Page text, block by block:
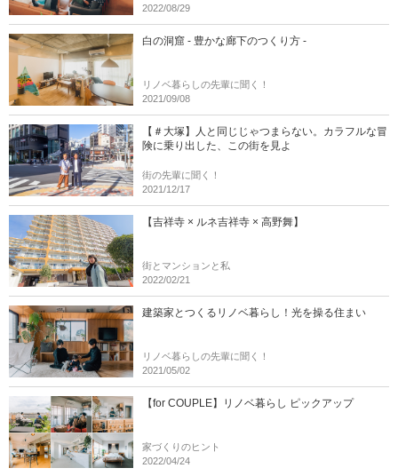
2022/08/29
白の洞窟 - 豊かな廊下のつくり方 -
リノベ暮らしの先輩に聞く！
2021/09/08
【＃大塚】人と同じじゃつまらない。カラフルな冒
険に乗り出した、この街を見よ
街の先輩に聞く！
2021/12/17
【吉祥寺 × ルネ吉祥寺 × 高野舞】
街とマンションと私
2022/02/21
建築家とつくるリノベ暮らし！光を操る住まい
リノベ暮らしの先輩に聞く！
2021/05/02
【for COUPLE】リノベ暮らし ピックアップ
家づくりのヒント
2022/04/24